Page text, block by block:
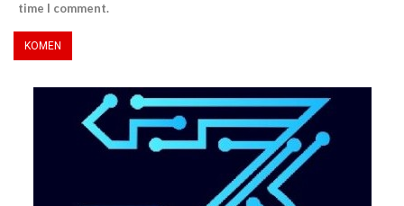
time I comment.